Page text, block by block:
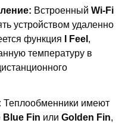
Встроенный Wi-Fi
устройством удаленно
функция
I Feel ,
температуру в
Теплообменники имеют
Blue Fin или Golden Fin,